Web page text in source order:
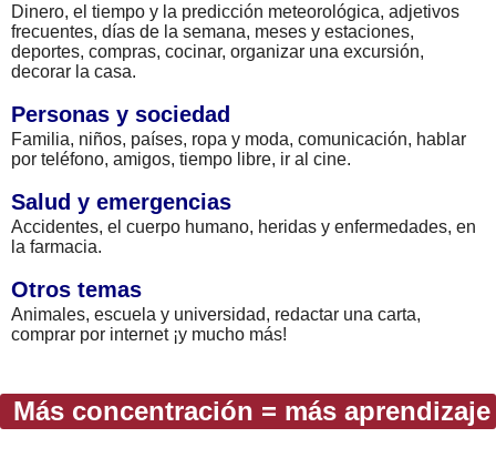
Dinero, el tiempo y la predicción meteorológica, adjetivos
frecuentes, días de la semana, meses y estaciones,
deportes, compras, cocinar, organizar una excursión,
decorar la casa.
Personas y sociedad
Familia, niños, países, ropa y moda, comunicación, hablar
por teléfono, amigos, tiempo libre, ir al cine.
Salud y emergencias
Accidentes, el cuerpo humano, heridas y enfermedades, en
la farmacia.
Otros temas
Animales, escuela y universidad, redactar una carta,
comprar por internet ¡y mucho más!
Más concentración = más aprendizaje